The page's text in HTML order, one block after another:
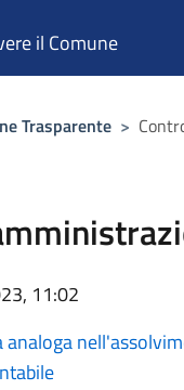
il Comune
Trasparente >
11:02